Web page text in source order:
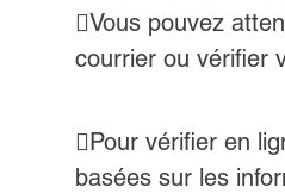
Vous pouvez
courrier ou vérifier
Pour vérifier en
basées sur les